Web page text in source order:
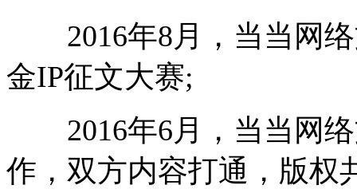
2016年8月，当当网络
金IP征文大赛;
2016年6月，当当网络
作，双方内容打通，版权